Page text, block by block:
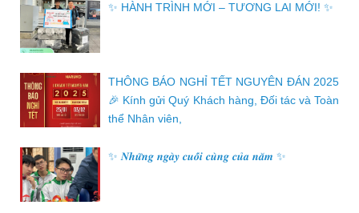
✨ HÀNH TRÌNH MỚI – TƯƠNG LAI MỚI! ✨
THÔNG BÁO NGHỈ TẾT NGUYÊN ĐÁN 2025
🎉 Kính gửi Quý Khách hàng, Đối tác và Toàn
thể Nhân viên,
✨ 𝑵𝒉𝒖̛̃𝒏𝒈 𝒏𝒈𝒂̀𝒚 𝒄𝒖𝒐̂́𝒊 𝒄𝒖̀𝒏𝒈 𝒄𝒖̉𝒂 𝒏𝒂̆𝒎 ✨